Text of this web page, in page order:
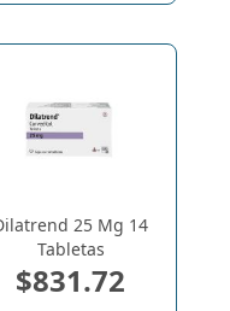
25 Mg 14
Tabletas
$831.72